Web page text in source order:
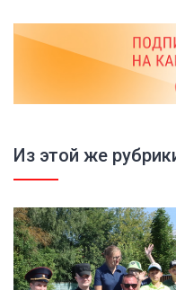
Из этой же